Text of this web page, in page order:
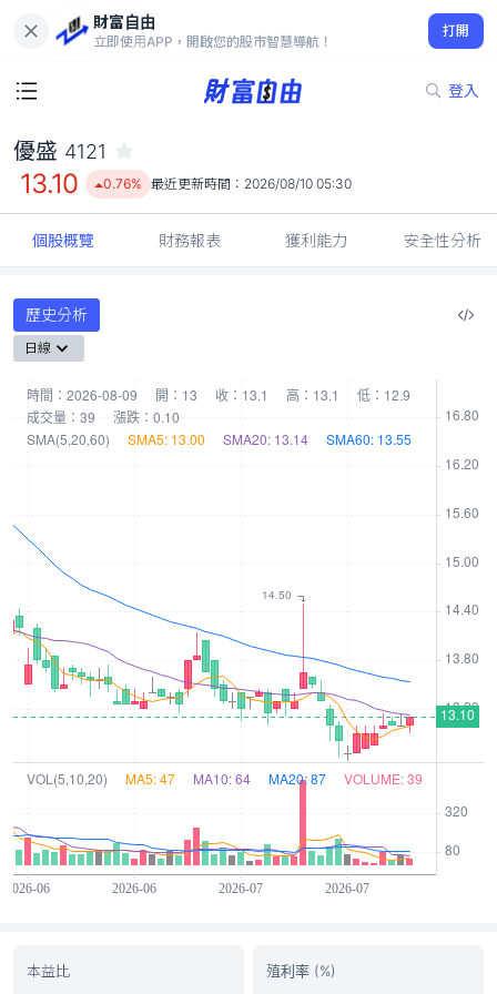
財富自由
立即使用APP，開啟您的股市智慧導航！
打開
登入
13.10
0.76%
優盛 4121
13.10 0.76% 最近更新時間： 2026/08/10 05:30
個股概覽 財務報表 獲利能力 安全性分析
歷史分析
日線
本益比 殖利率 (%)